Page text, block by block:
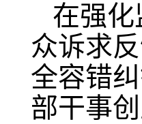
在强
众诉求
全容错
部干事